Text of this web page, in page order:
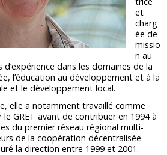
et
charg
ée de
missio
n au
d’expérience dans les domaines de la
l’éducation au développement et à la
et le développement local.
elle a notamment travaillé comme
GRET avant de contribuer en 1994 à
du premier réseau régional multi-
de la coopération décentralisée
la direction entre 1999 et 2001.